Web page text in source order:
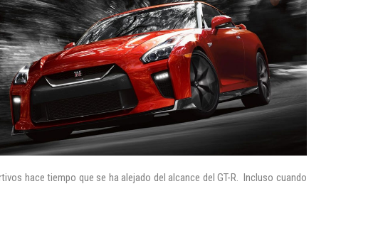
hace tiempo que se ha alejado del alcance del GT-R. Incluso cuando